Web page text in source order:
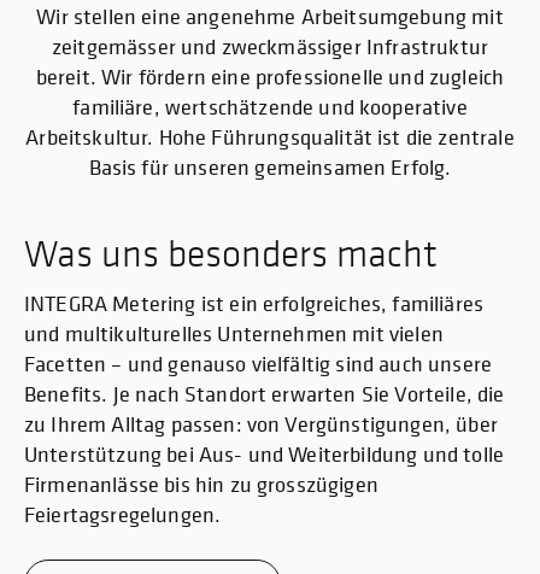
Wir stellen eine angenehme Arbeitsumgebung mit
zeitgemässer und zweckmässiger Infrastruktur
bereit. Wir fördern eine professionelle und zugleich
familiäre, wertschätzende und kooperative
Arbeitskultur. Hohe Führungsqualität ist die zentrale
Basis für unseren gemeinsamen Erfolg.
Was uns besonders macht
INTEGRA Metering ist ein erfolgreiches, familiäres
und multikulturelles Unternehmen mit vielen
Facetten – und genauso vielfältig sind auch unsere
Benefits. Je nach Standort erwarten Sie Vorteile, die
zu Ihrem Alltag passen: von Vergünstigungen, über
Unterstützung bei Aus- und Weiterbildung und tolle
Firmenanlässe bis hin zu grosszügigen
Feiertagsregelungen.